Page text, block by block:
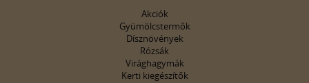
Akciók
Gyümölcstermők
Dísznövények
Rózsák
Virághagymák
Kerti kiegészítők